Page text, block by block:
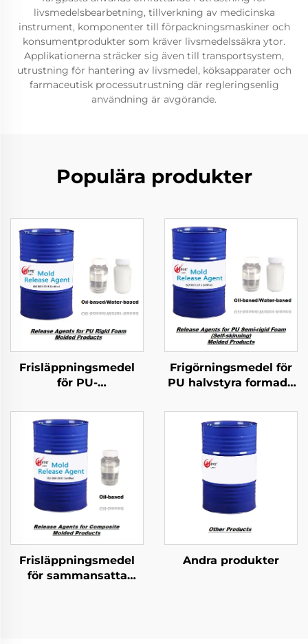
livsmedelsbearbetning, tillverkning av medicinska
instrument, komponenter till förpackningsmaskiner och
konsumentprodukter som kräver livsmedelssäkra ytor.
Applikationerna sträcker sig även till transportsystem,
utrustning för hantering av livsmedel, köksapparater och
farmaceutisk processutrustning där regleringsenlig
användning är avgörande.
Populära produkter
Frisläppningsmedel
för PU-
produkter
Frigörningsmedel för
PU halvstyra formade
Frisläppningsmedel
för sammansatta
Andra produkter